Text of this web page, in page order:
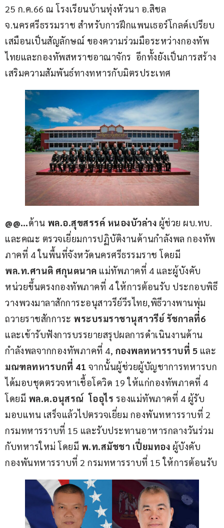
25 ก.ค.66 ณ โรงเรียนบ้านทุ่งหัวนา อ.สิชล
จ.นครศรีธรรมราช สำหรับการฝึกแพนเธอร์โกลด์เปรียบ
เสมือนเป็นสัญลักษณ์ ของความร่วมมือระหว่างกองทัพ
ไทยและกองทัพสหราชอาณาจักร  อีกทั้งยังเป็นการสร้าง
เสริมความสัมพันธ์ทางทหารกับมิตรประเทศ
@@…ด้าน พล.อ.สุขสรรค์ หนองบัวล่าง ผู้ช่วย ผบ.ทบ.
และคณะ ตรวจเยี่ยมการปฏิบัติงานด้านกำลังพล กองทัพ
ภาคที่ 4 ในพื้นที่จังหวัดนครศรีธรรมราช โดยมี
พล.ท.ศานติ ศกุนตนาค แม่ทัพภาคที่ 4 และผู้บังคับ
หน่วยขึ้นตรงกองทัพภาคที่ 4 ให้การต้อนรับ ประกอบพิธี
วางพวงมาลาสักการะอนุสาวรีย์วีรไทย,พิธีวางพานพุ่ม
ถวายราชสักการะ พระบรมราชานุสาวรีย์ รัชกาลที่6
และเข้ารับฟังการบรรยายสรุปผลการดำเนินงานด้าน
กำลังพลจากกองทัพภาคที่ 4, กองพลทหารราบที่ 5 และ
มณฑลทหารบกที่ 41 จากนั้นผู้ช่วยผู้บัญชาการทหารบก
ได้มอบชุดตรวจหาเชื้อโควิด 19 ให้แก่กองทัพภาคที่ 4
โดยมี พล.ต.อนุสรณ์  โออุไร รองแม่ทัพภาคที่ 4 ผู้รับ
มอบแทน เสร็จแล้วไปตรวจเยี่ยม กองพันทหารราบที่ 2
กรมทหารราบที่ 15 และรับประทานอาหารกลางวันร่วม
กับทหารใหม่ โดยมี พ.ท.สมัชชา เปี่ยมทอง ผู้บังคับ
กองพันทหารราบที่ 2 กรมทหารราบที่ 15 ให้การต้อนรับ